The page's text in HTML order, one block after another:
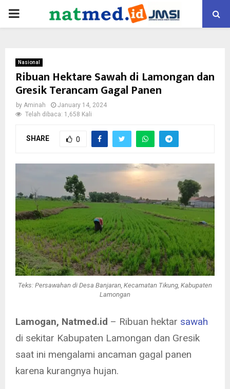
PRIMARY
Nasional
Ribuan Hektare Sawah di Lamongan dan
Gresik Terancam Gagal Panen
by Aminah
January 14, 2024
Telah dibaca: 1,658 Kali
SHARE 0
Teks: Persawahan di Desa Banjaran, Kecamatan Tikung, Kabupaten
Lamongan
Lamogan, Natmed.id – Ribuan hektar sawah
di sekitar Kabupaten Lamongan dan Gresik
saat ini mengalami ancaman gagal panen
karena kurangnya hujan.